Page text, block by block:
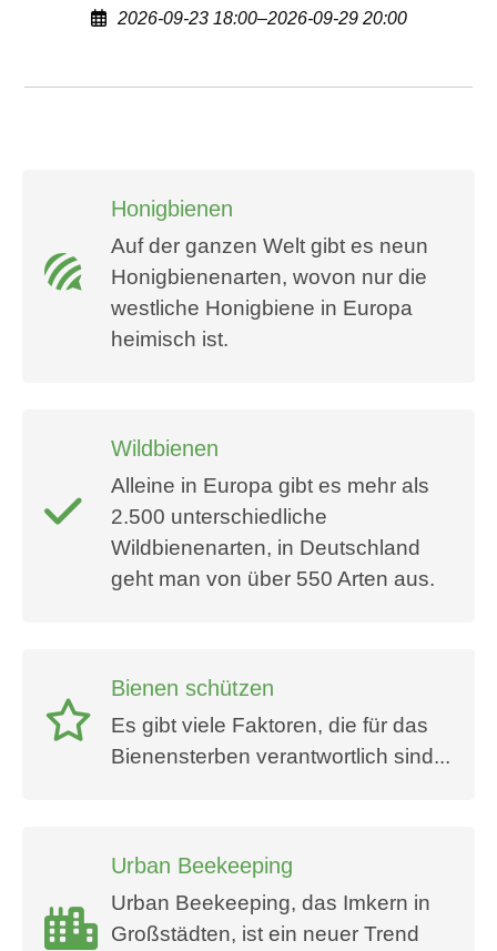
2026-09-23 18:00–2026-09-29 20:00
Honigbienen
Auf der ganzen Welt gibt es neun
Honigbienenarten, wovon nur die
westliche Honigbiene in Europa
heimisch ist.
Wildbienen
Alleine in Europa gibt es mehr als
2.500 unterschiedliche
Wildbienenarten, in Deutschland
geht man von über 550 Arten aus.
Bienen schützen
Es gibt viele Faktoren, die für das
Bienensterben verantwortlich sind...
Urban Beekeeping
Urban Beekeeping, das Imkern in
Großstädten, ist ein neuer Trend